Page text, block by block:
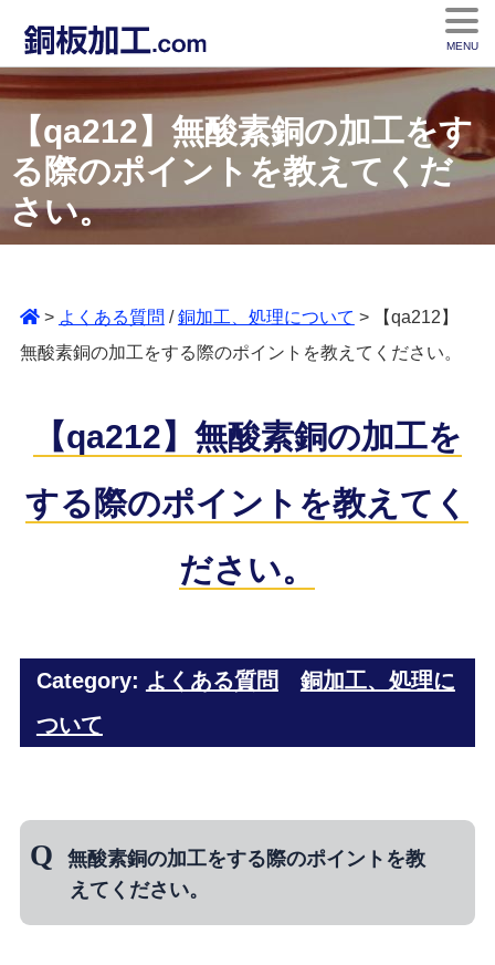
MENU
【qa212】無酸素銅の加工をす
る際のポイントを教えてくだ
さい。
> よくある質問 /銅加工、処理について > 【qa212】
無酸素銅の加工をする際のポイントを教えてください。
【qa212】無酸素銅の加工を
する際のポイントを教えてく
ださい。
Category: よくある質問
銅加工、処理に
ついて
無酸素銅の加工をする際のポイントを教
えてください。